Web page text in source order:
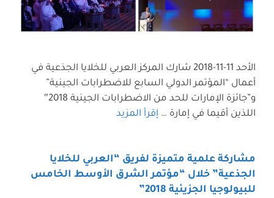
الأحد 11-11-2018 شارك المركز العربي للخلايا الجذعية في
أعمال “المؤتمر الدولي السابع للاضطرابات الجينية”
و”جائزة الإمارات للحد من الاضطرابات الجينية 2018″
اللذين أقيما في إمارة … إقرأ المزيد
مشاركة علمية متميزة لفريق “العربي للخلايا
الجذعية” خلال “مؤتمر الشرق الأوسط الخامس
للبيولوجيا الجزيئية 2018”